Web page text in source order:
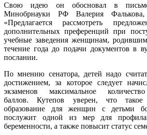
Свою идею он обосновал в
Минобрнауки РФ Валерия
«Предлагается рассмотреть
дополнительных преференций при
учебные заведения женщинам,
течение года до подачи документов в
послании.
По мнению сенатора, детей надо
достижением, за которое следует
экзаменов максимальное
баллов. Кутепов уверен, что такое
образование для женщин с детьми
послужит одной из мер для
беременности, а также повысит статус